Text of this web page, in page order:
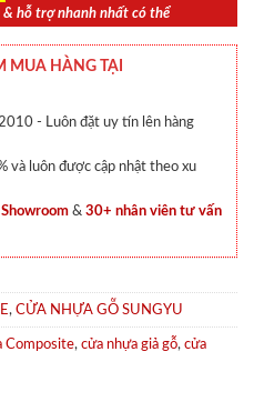
hỗ trợ nhanh nhất có thể
MUA HÀNG TẠI
- Luôn đặt uy tín lên hàng
và luôn được cập nhật theo xu
& 30+ nhân viên tư vấn
, CỬA NHỰA GỖ SUNGYU
Composite, cửa nhựa giả gỗ, cửa